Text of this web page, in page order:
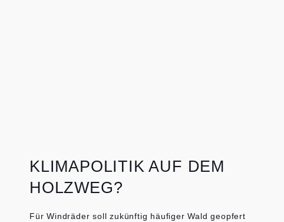
KLIMAPOLITIK AUF DEM
HOLZWEG?
Für Windräder soll zukünftig häufiger Wald geopfert